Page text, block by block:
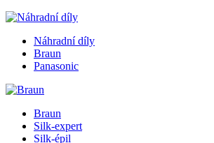
Náhradní díly
Braun
Panasonic
Braun
Silk-expert
Silk-épil